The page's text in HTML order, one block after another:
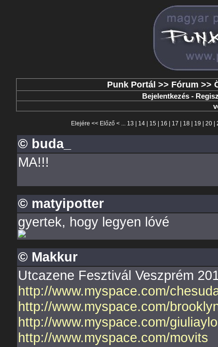
Punk Portál >> Fórum >>
Bejelentkezés -
Elejére << Előző< ... 13 14| 15 16 17 18| 19 20|
© buda_
MA!!!
© matyipotter
gyertek, hogy legyen lóvé
© Makkur
Utcazene Fesztivál Veszprém
http://www.myspace.com/
http://www.myspace.com/
http://www.myspace.com/
http://www.myspace.com/movits